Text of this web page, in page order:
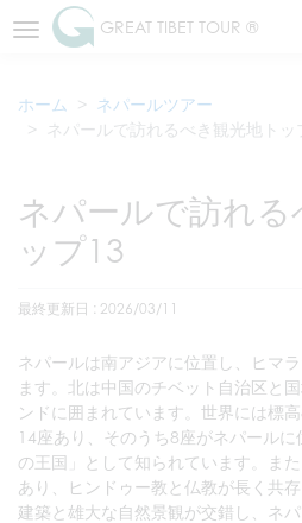
GREAT TIBET TOUR ®
ホーム
ネパールツアー
ネパールで訪れるべき観光地トッ
ネパールで訪れる
ップ13
最終更新日 : 2026/03/11
ネパールは南アジアに位置し、ヒマ
ます。北は中国のチベット自治区と
ンドに囲まれています。世界には標
14座あり、そのうち8座がネパール
の王国」として知られています。ま
あり、ヒンドゥー教と仏教が長く共
建築と雄大な自然景観が交錯し、ネ